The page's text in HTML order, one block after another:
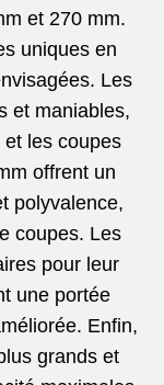
et 270 mm.
uniques en
Les
et maniables,
les coupes
offrent un
polyvalence,
coupes. Les
pour leur
une portée
Enfin,
grands et